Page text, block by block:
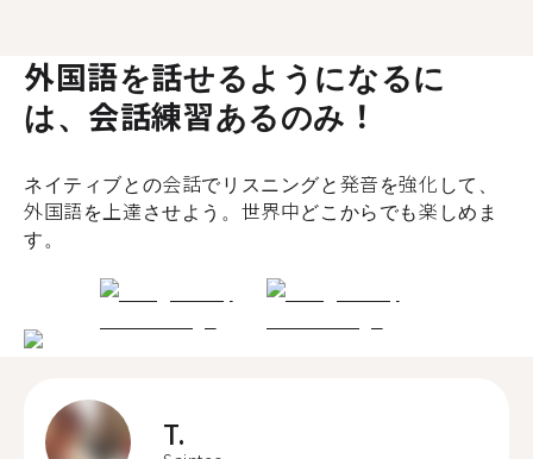
外国語を話せるようになるに
は、会話練習あるのみ！
ネイティブとの会話でリスニングと発音を強化して、
外国語を上達させよう。世界中どこからでも楽しめま
す。
T.